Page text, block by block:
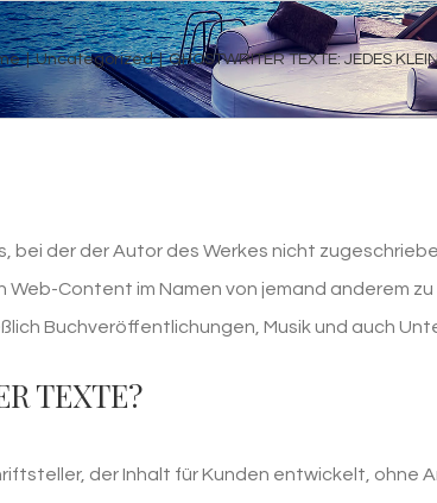
| Uncategorized | GHOSTWRITER TEXTE: JEDES
bei der der Autor des Werkes nicht
Content im Namen von jemand anderem
Buchveröffentlichungen, Musik und auch
TEXTE?
der Inhalt für Kunden entwickelt, ohne